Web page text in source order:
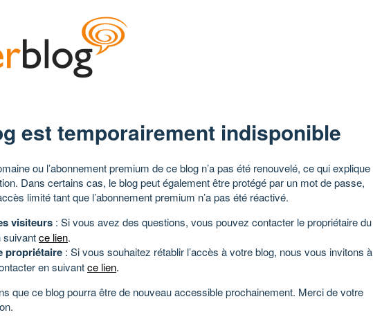
est temporairement indisponible
ou l’abonnement premium de ce blog n’a pas été renouvelé, ce qui explique
Dans certains cas, le blog peut également être protégé par un mot de passe,
limité tant que l’abonnement premium n’a pas été réactivé.
visiteurs : Si vous avez des questions, vous pouvez contacter le propriétaire du
suivantce lien.
propriétaire : Si vous souhaitez rétablir l’accès à votre blog, nous vous invitons à
en suivantce lien.
que ce blog pourra être de nouveau accessible prochainement. Merci de votre